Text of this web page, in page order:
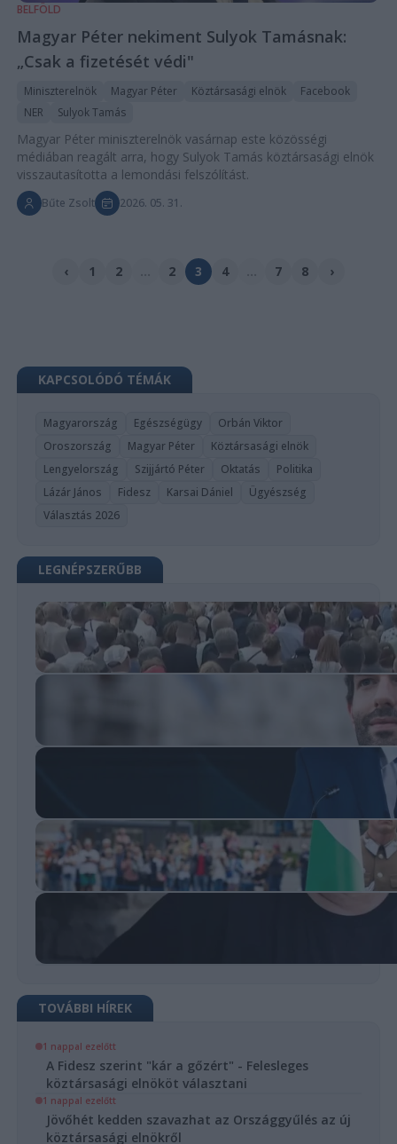
BELFÖLD
Magyar Péter nekiment Sulyok Tamásnak:
„Csak a fizetését védi"
Miniszterelnök Magyar Péter Köztársasági elnök
Facebook
NER
Sulyok Tamás
Magyar Péter miniszterelnök vasárnap este közösségi
médiában reagált arra, hogy Sulyok Tamás köztársasági elnök
visszautasította a lemondási felszólítást.
Bűte Zsolt 2026. 05. 31.
‹ 1 2 2 3 4 7 8 ›
KAPCSOLÓDÓ TÉMÁK
Magyarország Egészségügy
Orbán Viktor
Oroszország
Magyar Péter
Köztársasági elnök
Lengyelország
Szijjártó Péter Oktatás
Politika
Lázár János
Fidesz Karsai Dániel
Ügyészség
Választás 2026
LEGNÉPSZERŰBB
TOVÁBBI HÍREK
1 nappal ezelőtt
A Fidesz szerint "kár a gőzért" - Felesleges
köztársasági elnököt választani
1 nappal ezelőtt
Jövőhét kedden szavazhat az Országgyűlés az új
köztársasági elnökről